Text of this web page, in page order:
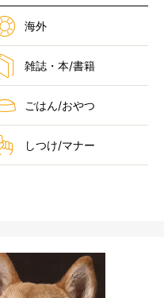
海外
雑誌・本/書籍
ごはん/おやつ
しつけ/マナー